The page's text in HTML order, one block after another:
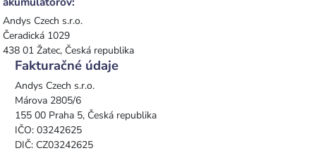
Andys Czech s.r.o.
Čeradická 1029
438 01 Žatec, Česká republika
Fakturačné údaje
Andys Czech s.r.o.
Márova 2805/6
155 00 Praha 5, Česká republika
IČO: 03242625
DIČ: CZ03242625